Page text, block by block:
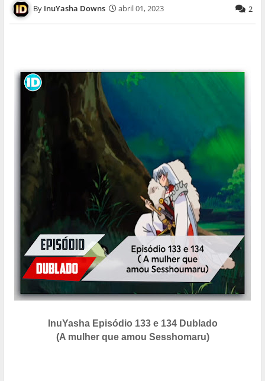
InuYasha Downs abril 01, 2023 2
InuYasha Episódio 133 e 134 Dublado
(A mulher que amou Sesshomaru)